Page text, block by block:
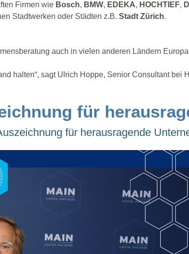
Firmen wie Bosch, BMW, EDEKA, HOCHTIEF,
Stadtwerken oder Städten z.B. Stadt Zürich.
auch in vielen anderen Ländern
halten“, sagt Ulrich Hoppe, Senior Consultant
für
für herausragende